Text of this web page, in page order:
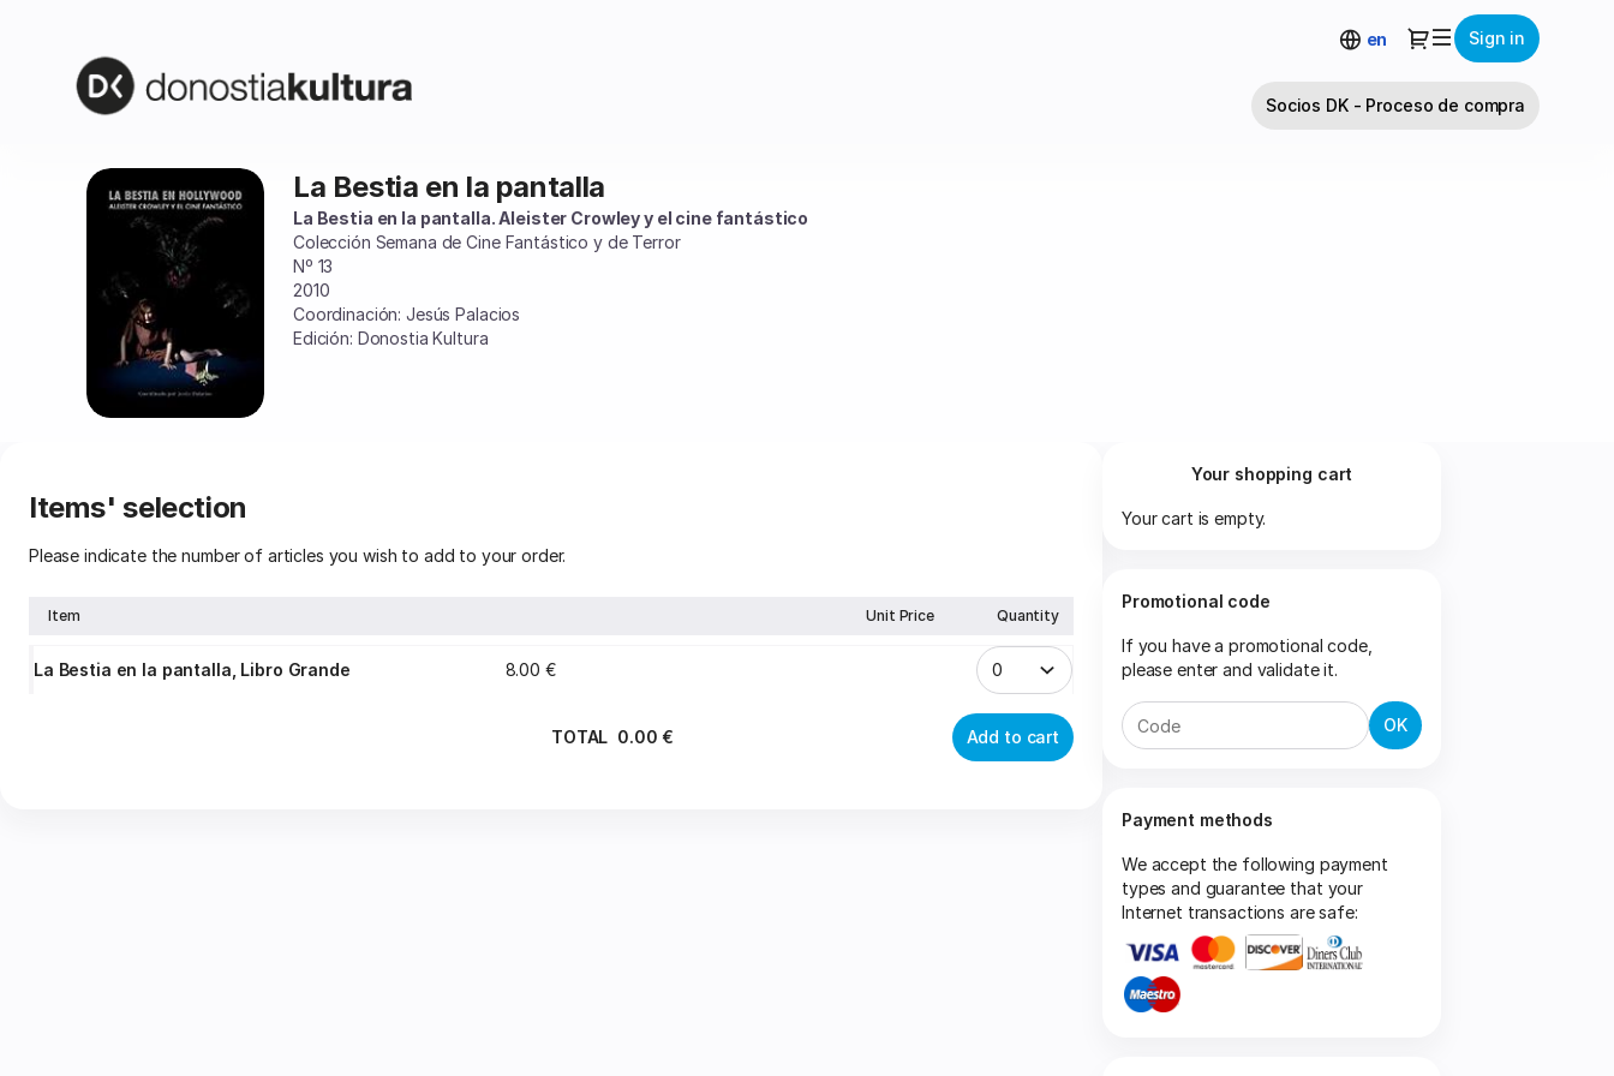
en Dialog
Sign in
Socios DK - Proceso de compra
La
Bestia
pantalla
La Bestia en la pantalla
La Bestia en la pantalla. Aleister Crowley y el cine fantástico
Colección Semana de Cine Fantástico y de Terror
Nº 13
2010
Coordinación: Jesús Palacios
Edición: Donostia Kultura
Items' selection
Please indicate the number of articles you wish to add to your order.
Item Quantity
Unit Price
La Bestia en la pantalla, Libro Grande 8.00 €
TOTAL 0.00 € Add to cart
Your shopping cart
Your cart is empty.
Promotional code
If you have a promotional code,
please enter and validate it.
OK
Payment methods
We accept the following payment
types and guarantee that your
Internet transactions are safe: